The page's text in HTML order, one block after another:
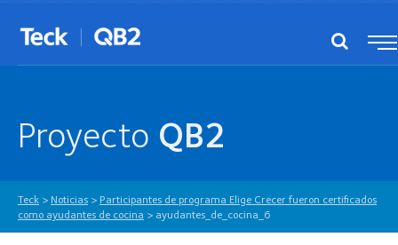
Proyecto QB2
Teck > Noticias > Participantes de programa Elige Crecer fueron certificados
como ayudantes de cocina > ayudantes_de_cocina_6